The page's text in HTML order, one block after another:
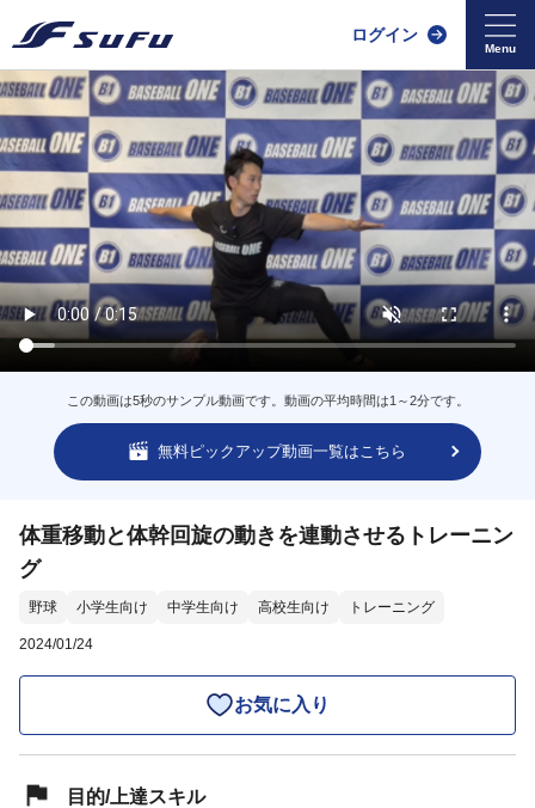
ログイン
この動画は5秒のサンプル動画です。動画の平均時間は1～2分です。
無料ピックアップ動画一覧はこちら
体重移動と体幹回旋の動きを連動させるトレーニン
グ
野球 小学生向け 中学生向け 高校生向け トレーニング
2024/01/24
お気に入り
目的/上達スキル